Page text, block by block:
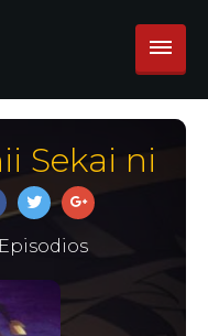
Sekai ni
Episodios